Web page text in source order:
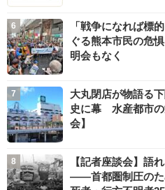
「戦争になれば標
ぐる熊本市民の危
明会もなく
大丸閉店が物語る
史に幕 水産都市の
会】
【記者座談会】語
――首都圏制圧の